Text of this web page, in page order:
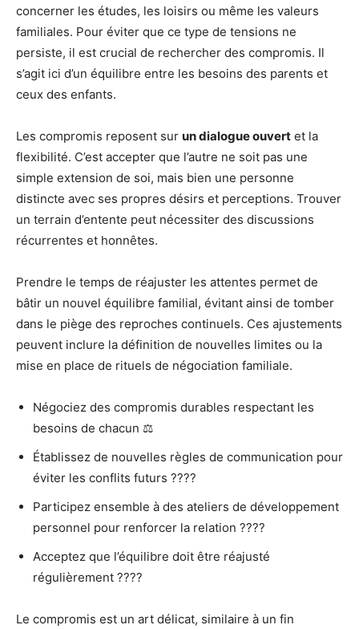
concerner les études, les loisirs ou même les valeurs
familiales. Pour éviter que ce type de tensions ne
persiste, il est crucial de rechercher des compromis. Il
s’agit ici d’un équilibre entre les besoins des parents et
ceux des enfants.
Les compromis reposent sur un dialogue ouvert et la
flexibilité. C’est accepter que l’autre ne soit pas une
simple extension de soi, mais bien une personne
distincte avec ses propres désirs et perceptions. Trouver
un terrain d’entente peut nécessiter des discussions
récurrentes et honnêtes.
Prendre le temps de réajuster les attentes permet de
bâtir un nouvel équilibre familial, évitant ainsi de tomber
dans le piège des reproches continuels. Ces ajustements
peuvent inclure la définition de nouvelles limites ou la
mise en place de rituels de négociation familiale.
Négociez des compromis durables respectant les
besoins de chacun ⚖️
Établissez de nouvelles règles de communication pour
éviter les conflits futurs ????
Participez ensemble à des ateliers de développement
personnel pour renforcer la relation ????
Acceptez que l’équilibre doit être réajusté
régulièrement ????️
Le compromis est un art délicat, similaire à un fin